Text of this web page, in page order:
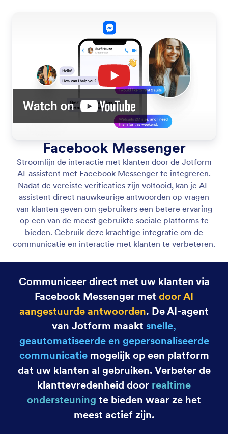
Facebook Messenger
Stroomlijn de interactie met klanten door de Jotform
AI-assistent met Facebook Messenger te integreren.
Nadat de vereiste verificaties zijn voltooid, kan je AI-
assistent direct nauwkeurige antwoorden op vragen
van klanten geven om gebruikers een betere ervaring
op een van de meest gebruikte sociale platforms te
bieden. Gebruik deze krachtige integratie om de
communicatie en interactie met klanten te verbeteren.
Communiceer direct met uw klanten via
Facebook Messenger met door AI
aangestuurde antwoorden. De AI-agent
van Jotform maakt snelle,
geautomatiseerde en gepersonaliseerde
communicatiemogelijk op een platform
dat uw klanten al gebruiken. Verbeter de
klanttevredenheid door realtime
ondersteuning te bieden waar ze het
meest actief zijn.